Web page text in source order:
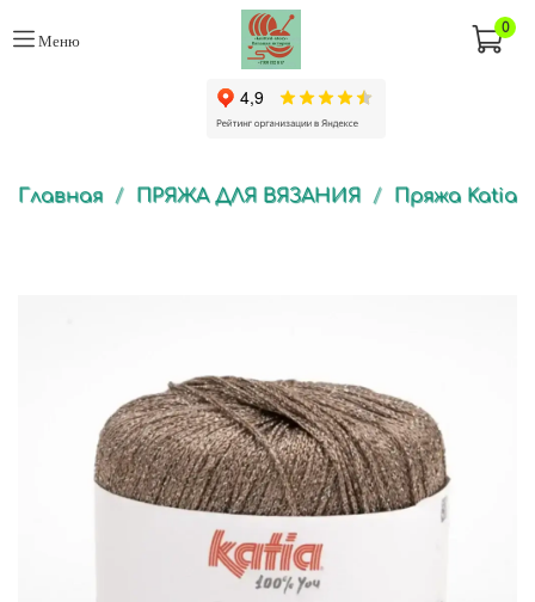
Меню
0
Главная ПРЯЖА ДЛЯ ВЯЗАНИЯ Пряжа Katia